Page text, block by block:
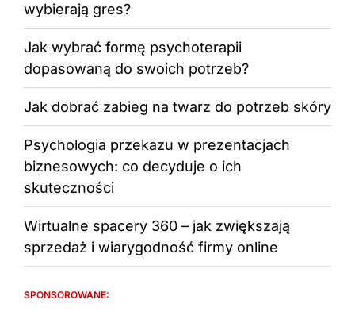
wybierają gres?
Jak wybrać formę psychoterapii
dopasowaną do swoich potrzeb?
Jak dobrać zabieg na twarz do potrzeb skóry
Psychologia przekazu w prezentacjach
biznesowych: co decyduje o ich
skuteczności
Wirtualne spacery 360 – jak zwiększają
sprzedaż i wiarygodność firmy online
SPONSOROWANE: